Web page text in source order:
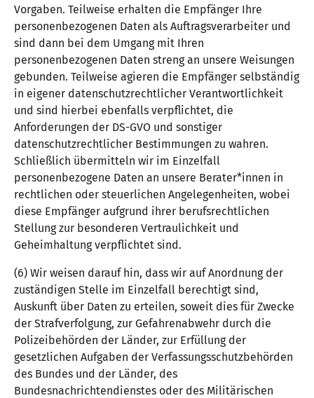
Vorgaben. Teilweise erhalten die Empfänger Ihre
personenbezogenen Daten als Auftragsverarbeiter und
sind dann bei dem Umgang mit Ihren
personenbezogenen Daten streng an unsere Weisungen
gebunden. Teilweise agieren die Empfänger selbständig
in eigener datenschutzrechtlicher Verantwortlichkeit
und sind hierbei ebenfalls verpflichtet, die
Anforderungen der DS-GVO und sonstiger
datenschutzrechtlicher Bestimmungen zu wahren.
Schließlich übermitteln wir im Einzelfall
personenbezogene Daten an unsere Berater*innen in
rechtlichen oder steuerlichen Angelegenheiten, wobei
diese Empfänger aufgrund ihrer berufsrechtlichen
Stellung zur besonderen Vertraulichkeit und
Geheimhaltung verpflichtet sind.
(6) Wir weisen darauf hin, dass wir auf Anordnung der
zuständigen Stelle im Einzelfall berechtigt sind,
Auskunft über Daten zu erteilen, soweit dies für Zwecke
der Strafverfolgung, zur Gefahrenabwehr durch die
Polizeibehörden der Länder, zur Erfüllung der
gesetzlichen Aufgaben der Verfassungsschutzbehörden
des Bundes und der Länder, des
Bundesnachrichtendienstes oder des Militärischen